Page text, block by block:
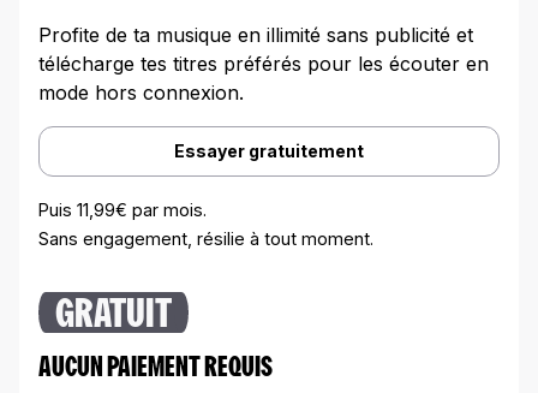
Profite de ta musique en illimité sans publicité et
télécharge tes titres préférés pour les écouter en
mode hors connexion.
Essayer gratuitement
Puis 11,99€ par mois.
Sans engagement, résilie à tout moment.
GRATUIT
AUCUN PAIEMENT REQUIS